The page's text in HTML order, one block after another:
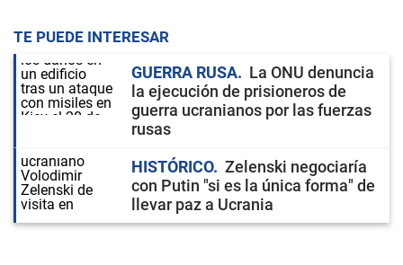
TE PUEDE INTERESAR
GUERRA RUSA
La ONU denuncia
la ejecución de prisioneros de
guerra ucranianos por las fuerzas
rusas
HISTÓRICO
Zelenski negociaría
con Putin "si es la única forma" de
llevar paz a Ucrania